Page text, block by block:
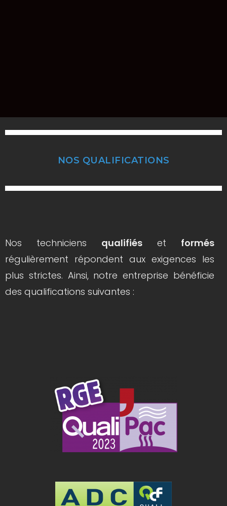
NOS QUALIFICATIONS
Nos techniciens qualifiés et formés
régulièrement répondent aux exigences les
plus strictes. Ainsi, notre entreprise bénéficie
des qualifications suivantes :